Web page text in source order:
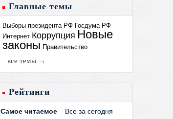
Главные темы
Выборы президента РФ Госдума РФ
Интернет Коррупция Новые
законы Правительство
все темы →
Рейтинги
Самое читаемое Все за сегодня